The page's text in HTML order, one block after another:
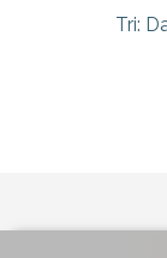
Tri: